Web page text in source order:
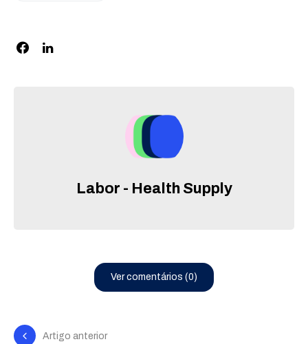
Labor - Health Supply
Ver comentários (0)
Artigo anterior